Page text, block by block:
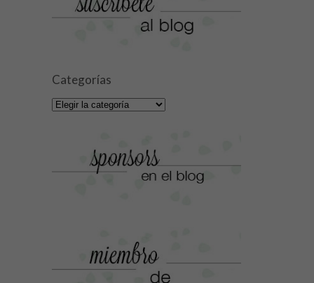
Categorías
Categorías